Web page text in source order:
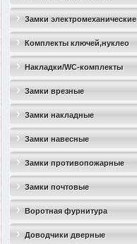
Замки электромеханические
Комплекты ключей,нуклео
Накладки/WC-комплекты
Замки врезные
Замки накладные
Замки навесные
Замки противопожарные
Замки почтовые
Воротная фурнитура
Доводчики дверные